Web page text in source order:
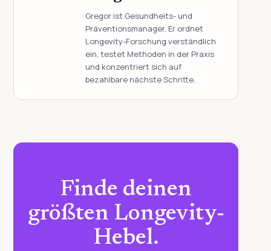
Gregor ist Gesundheits- und
Präventionsmanager. Er ordnet
Longevity-Forschung verständlich
ein, testet Methoden in der Praxis
und konzentriert sich auf
bezahlbare nächste Schritte.
Finde deinen
größten Longevity-
Hebel.